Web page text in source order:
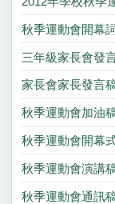
秋季運動會開幕
三年級家長會發
家長會家長發言
秋季運動會加油
秋季運動會開幕
秋季運動會演講
秋季運動會通訊